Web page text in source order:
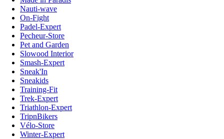
Nauti-wave
On-Fight
Padel-Expert
Pecheur-Store
Pet and Garden
Slowood Interior
Smash-Expert
Sneak'In
Sneakids
Training-Fit
Trek-Expert
Triathlon-Expert
TripnBikers
Vélo-Store
Winter-Expert